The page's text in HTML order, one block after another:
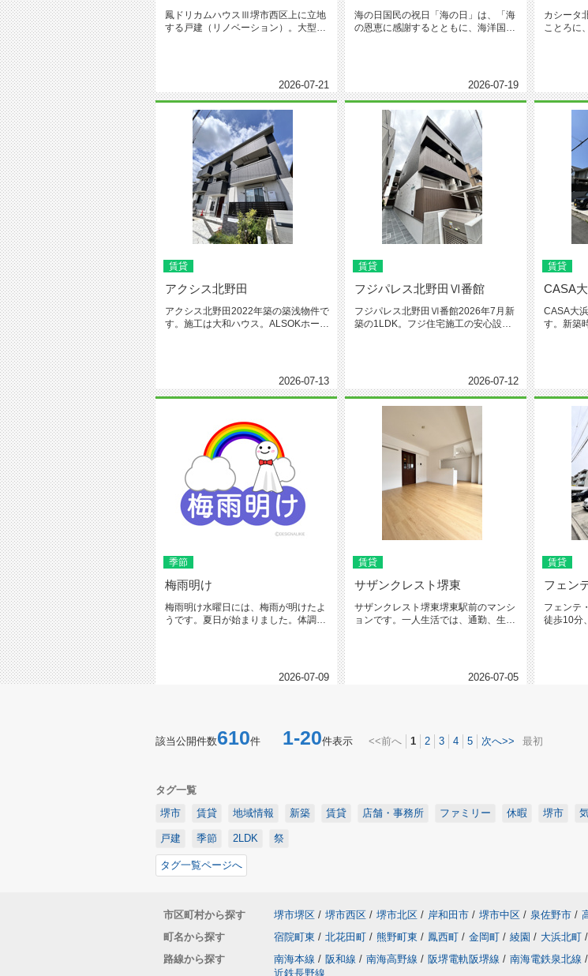
鳳ドリカムハウスⅢ堺市西区上に立地
する戸建（リノベーション）。大型犬
2026-07-21
海の日国民の祝日「海の日」は、「海
の恩恵に感謝するとともに、海洋国日
2026-07-19
カシータ
ことろに
賃貸
アクシス北野田
アクシス北野田2022年築の築浅物件で
す。施工は大和ハウス。ALSOKホーム
2026-07-13
賃貸
フジパレス北野田Ⅵ番館
フジパレス北野田Ⅵ番館2026年7月新
築の1LDK。フジ住宅施工の安心設
2026-07-12
賃貸
CASA
CASA大
す。新築
季節
梅雨明け
梅雨明け水曜日には、梅雨が明けたよ
うです。夏日が始まりました。体調管
2026-07-09
賃貸
サザンクレスト堺東
サザンクレスト堺東堺東駅前のマンシ
ョンです。一人生活では、通勤、生活
2026-07-05
賃貸
フェン
フェンテ
徒歩10分
該当公開件数610件 1-20件表示 <<前へ 1 2 3 4 5 次へ>> 最初
タグ一覧
堺市
賃貸 地域情報 新築 賃貸 店舗・事務所 ファミリー 休暇 堺市
戸建 季節 2LDK 祭
タグ一覧ページへ
市区町村から探す 堺市堺区 / 堺市西区 / 堺市北区 / 岸和田市 / 堺市中区 / 泉佐野市 /
町名から探す
宿院町東 / 北花田町 / 熊野町東 / 鳳西町 / 金岡町 / 綾園 / 大浜北町 /
路線から探す
南海本線 / 阪和線 / 南海高野線 / 阪堺電軌阪堺線 / 南海電鉄泉北線 /
近鉄長野線